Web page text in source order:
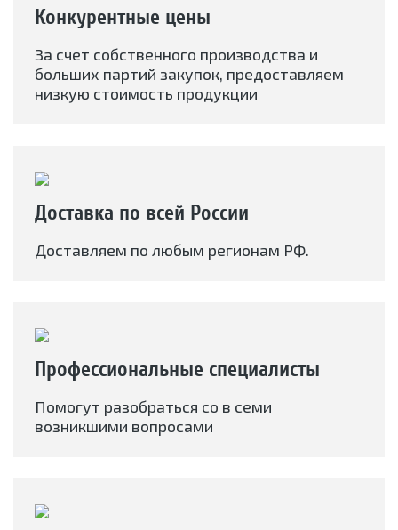
Конкурентные цены
За счет собственного производства и
больших партий закупок, предоставляем
низкую стоимость продукции
Доставка по всей России
Доставляем по любым регионам РФ.
Профессиональные специалисты
Помогут разобраться со в семи
возникшими вопросами